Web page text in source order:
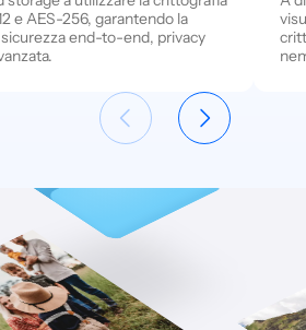
e AES-256, garantendo la
end-to-end, privacy